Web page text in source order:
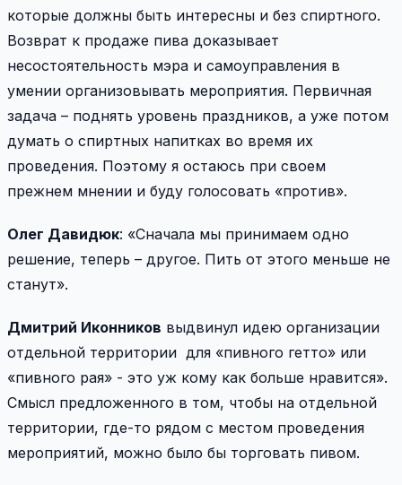
которые должны быть интересны и без спиртного.
Возврат к продаже пива доказывает
несостоятельность мэра и самоуправления в
умении организовывать мероприятия. Первичная
задача – поднять уровень праздников, а уже потом
думать о спиртных напитках во время их
проведения. Поэтому я остаюсь при своем
прежнем мнении и буду голосовать «против».
Олег Давидюк: «Сначала мы принимаем одно
решение, теперь – другое. Пить от этого меньше не
станут».
Дмитрий Иконников выдвинул идею организации
отдельной территории для «пивного гетто» или
«пивного рая» - это уж кому как больше нравится».
Смысл предложенного в том, чтобы на отдельной
территории, где-то рядом с местом проведения
мероприятий, можно было бы торговать пивом.